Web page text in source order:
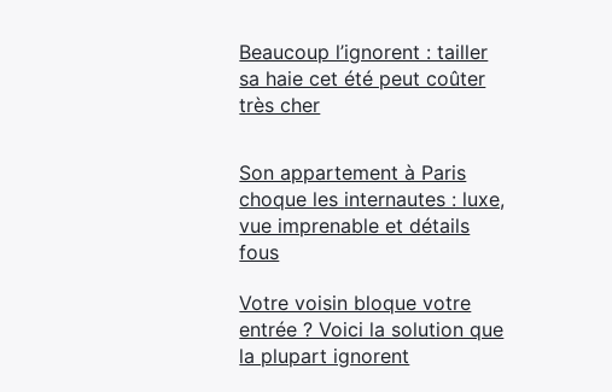
Beaucoup l’ignorent : tailler
sa haie cet été peut coûter
très cher
Son appartement à Paris
choque les internautes : luxe,
vue imprenable et détails
fous
Votre voisin bloque votre
entrée ? Voici la solution que
la plupart ignorent